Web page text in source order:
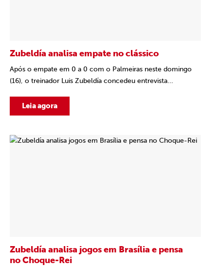
Zubeldía analisa empate no clássico
Após o empate em 0 a 0 com o Palmeiras neste domingo
(16), o treinador Luis Zubeldía concedeu entrevista...
Leia agora
Zubeldía analisa jogos em Brasília e pensa
no Choque-Rei